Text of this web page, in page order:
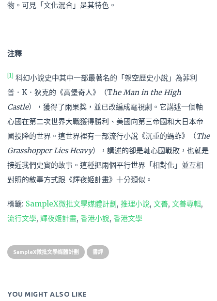
物。可見「文化混合」是其特色。
注釋
[1] 科幻小說史中其中一部最著名的「架空歷史小說」為菲利
普．K．狄克的《高堡奇人》（The Man in the High
Castle），獲得了雨果獎，並已改編成電視劇。它講述一個軸
心國在第二次世界大戰獲得勝利、美國向第三帝國和大日本帝
國投降的世界。這世界裡有一部流行小說《沉重的螞蚱》（The
Grasshopper Lies Heavy），講述的卻是軸心國戰敗，也就是
接近我們史實的故事。這種把兩個平行世界「相對化」並互相
對照的敘事方式跟《輝夜姬計畫》十分類似。
標籤: SampleX微批文學媒體計劃, 推理小說, 文善, 文善專輯,
流行文學, 輝夜姬計畫, 香港小說, 香港文學
SampleX微批文學媒體計劃 書評
YOU MIGHT ALSO LIKE